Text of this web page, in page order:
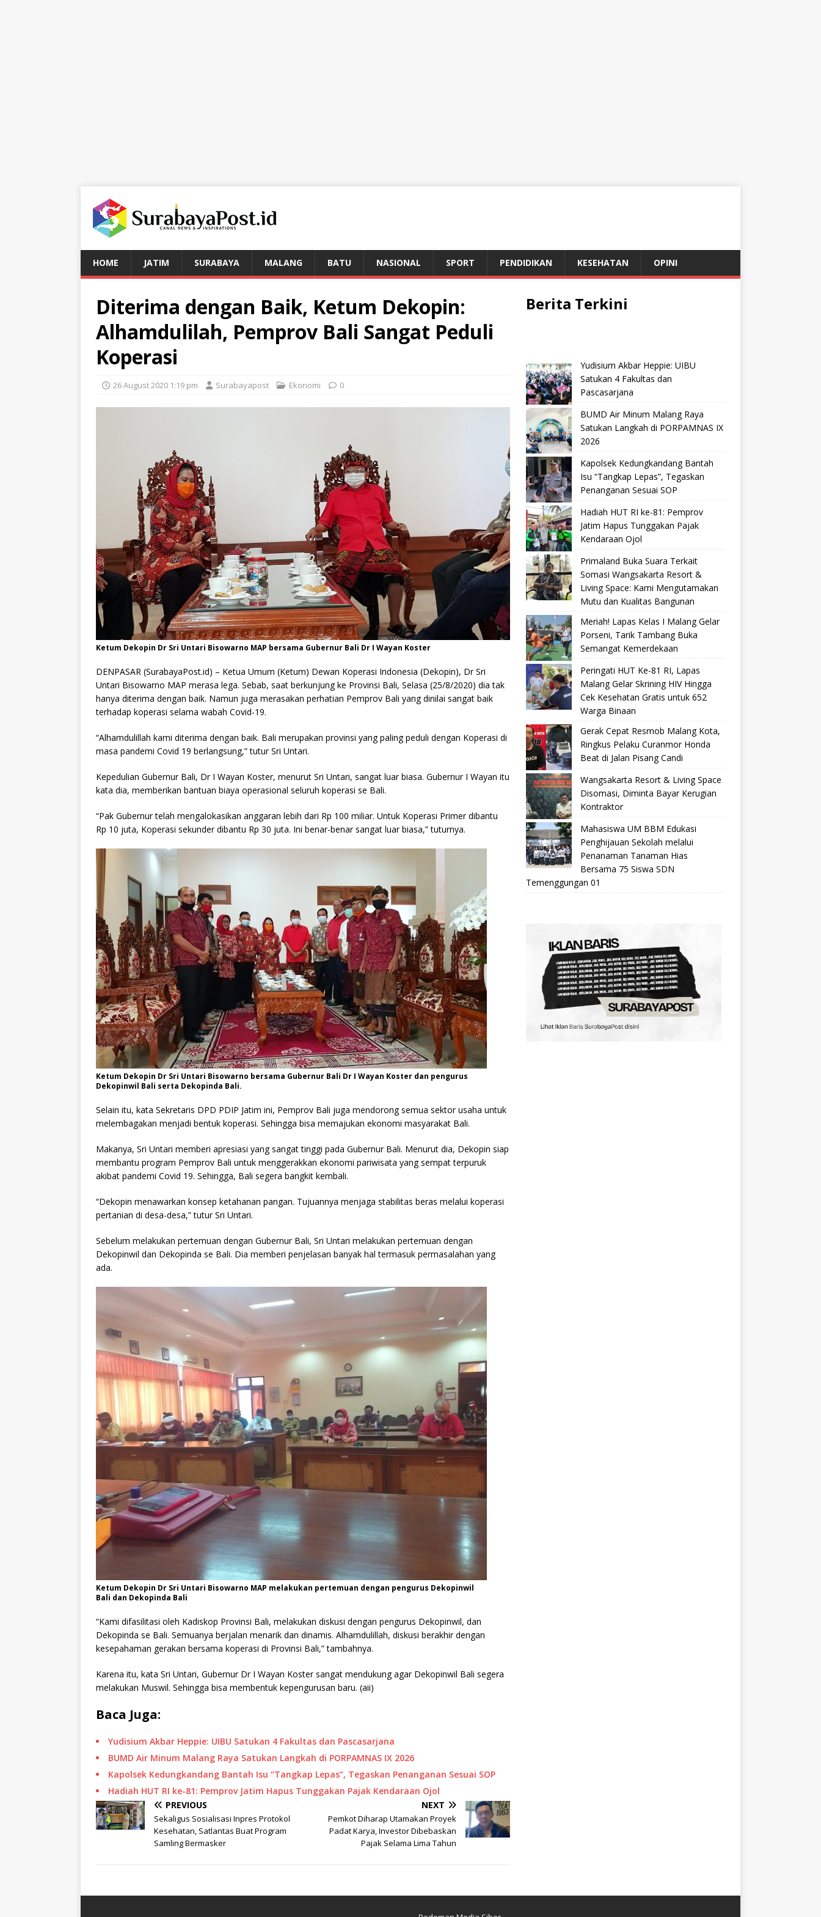
HOME JATIM SURABAYA MALANG BATU NASIONAL SPORT PENDIDIKAN KESEHATAN OPINI
Diterima dengan Baik, Ketum Dekopin:
Alhamdulilah, Pemprov Bali Sangat Peduli
Koperasi
26 August 2020 1:19 pm Surabayapost Ekonomi 0
Ketum Dekopin Dr Sri Untari Bisowarno MAP bersama Gubernur Bali Dr I Wayan Koster
DENPASAR (SurabayaPost.id) – Ketua Umum (Ketum) Dewan Koperasi Indonesia (Dekopin), Dr Sri
Untari Bisowarno MAP merasa lega. Sebab, saat berkunjung ke Provinsi Bali, Selasa (25/8/2020) dia tak
hanya diterima dengan baik. Namun juga merasakan perhatian Pemprov Bali yang dinilai sangat baik
terhadap koperasi selama wabah Covid-19.
“Alhamdulillah kami diterima dengan baik. Bali merupakan provinsi yang paling peduli dengan Koperasi di
masa pandemi Covid 19 berlangsung,” tutur Sri Untari.
Kepedulian Gubernur Bali, Dr I Wayan Koster, menurut Sri Untari, sangat luar biasa. Gubernur I Wayan itu
kata dia, memberikan bantuan biaya operasional seluruh koperasi se Bali.
“Pak Gubernur telah mengalokasikan anggaran lebih dari Rp 100 miliar. Untuk Koperasi Primer dibantu
Rp 10 juta, Koperasi sekunder dibantu Rp 30 juta. Ini benar-benar sangat luar biasa,” tuturnya.
Ketum Dekopin Dr Sri Untari Bisowarno bersama Gubernur Bali Dr I Wayan Koster dan pengurus
Dekopinwil Bali serta Dekopinda Bali.
Selain itu, kata Sekretaris DPD PDIP Jatim ini, Pemprov Bali juga mendorong semua sektor usaha untuk
melembagakan menjadi bentuk koperasi. Sehingga bisa memajukan ekonomi masyarakat Bali.
Makanya, Sri Untari memberi apresiasi yang sangat tinggi pada Gubernur Bali. Menurut dia, Dekopin siap
membantu program Pemprov Bali untuk menggerakkan ekonomi pariwisata yang sempat terpuruk
akibat pandemi Covid 19. Sehingga, Bali segera bangkit kembali.
“Dekopin menawarkan konsep ketahanan pangan. Tujuannya menjaga stabilitas beras melalui koperasi
pertanian di desa-desa,” tutur Sri Untari.
Sebelum melakukan pertemuan dengan Gubernur Bali, Sri Untari melakukan pertemuan dengan
Dekopinwil dan Dekopinda se Bali. Dia memberi penjelasan banyak hal termasuk permasalahan yang
ada.
Ketum Dekopin Dr Sri Untari Bisowarno MAP melakukan pertemuan dengan pengurus Dekopinwil
Bali dan Dekopinda Bali
“Kami difasilitasi oleh Kadiskop Provinsi Bali, melakukan diskusi dengan pengurus Dekopinwil, dan
Dekopinda se Bali. Semuanya berjalan menarik dan dinamis. Alhamdulillah, diskusi berakhir dengan
kesepahaman gerakan bersama koperasi di Provinsi Bali,” tambahnya.
Karena itu, kata Sri Untari, Gubernur Dr I Wayan Koster sangat mendukung agar Dekopinwil Bali segera
melakukan Muswil. Sehingga bisa membentuk kepengurusan baru. (aii)
Baca Juga:
Yudisium Akbar Heppie: UIBU Satukan 4 Fakultas dan Pascasarjana
BUMD Air Minum Malang Raya Satukan Langkah di PORPAMNAS IX 2026
Kapolsek Kedungkandang Bantah Isu “Tangkap Lepas”, Tegaskan Penanganan Sesuai SOP
Hadiah HUT RI ke-81: Pemprov Jatim Hapus Tunggakan Pajak Kendaraan Ojol
PREVIOUS
Sekaligus Sosialisasi Inpres Protokol
Kesehatan, Satlantas Buat Program
Samling Bermasker
NEXT
Pemkot Diharap Utamakan Proyek
Padat Karya, Investor Dibebaskan
Pajak Selama Lima Tahun
Berita Terkini
Yudisium Akbar Heppie: UIBU
Satukan 4 Fakultas dan
Pascasarjana
BUMD Air Minum Malang Raya
Satukan Langkah di PORPAMNAS IX
2026
Kapolsek Kedungkandang Bantah
Isu “Tangkap Lepas”, Tegaskan
Penanganan Sesuai SOP
Hadiah HUT RI ke-81: Pemprov
Jatim Hapus Tunggakan Pajak
Kendaraan Ojol
Primaland Buka Suara Terkait
Somasi Wangsakarta Resort &
Living Space: Kami Mengutamakan
Mutu dan Kualitas Bangunan
Meriah! Lapas Kelas I Malang Gelar
Porseni, Tarik Tambang Buka
Semangat Kemerdekaan
Peringati HUT Ke-81 RI, Lapas
Malang Gelar Skrining HIV Hingga
Cek Kesehatan Gratis untuk 652
Warga Binaan
Gerak Cepat Resmob Malang Kota,
Ringkus Pelaku Curanmor Honda
Beat di Jalan Pisang Candi
Wangsakarta Resort & Living Space
Disomasi, Diminta Bayar Kerugian
Kontraktor
Mahasiswa UM BBM Edukasi
Penghijauan Sekolah melalui
Penanaman Tanaman Hias
Bersama 75 Siswa SDN
Temenggungan 01